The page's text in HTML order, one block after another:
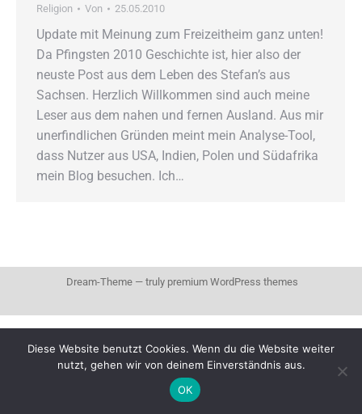
Religion Von 25.05.2010
Update mit Meinung zum Freizeitheim ganz unten!
Da Pfingsten 2010 Geschichte ist, hier also der
neuste Post aus dem Leben des Stefan’s aus
Sachsen. Herzlich Willkommen sind auch meine
Leser aus dem nahen und fernen Ausland. Aus mir
unerfindlichen Gründen meint mein Analyse-Tool,
dass Nutzer aus USA, Indien, Polen und Südafrika
mein Blog besuchen. Ich…
Dream-Theme — truly premium WordPress themes
Diese Website benutzt Cookies. Wenn du die Website weiter
nutzt, gehen wir von deinem Einverständnis aus.
OK